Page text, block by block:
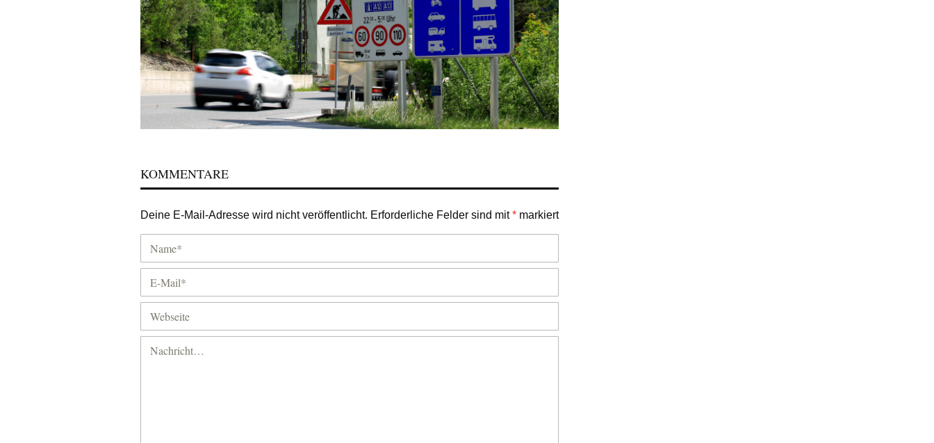
KOMMENTARE
Deine E-Mail-Adresse wird nicht veröffentlicht. Erforderliche Felder sind mit* markiert